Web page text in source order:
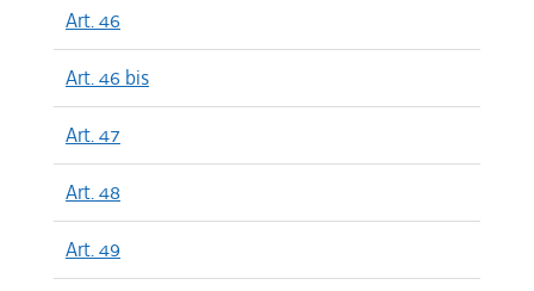
Art. 46
Art. 46 bis
Art. 47
Art. 48
Art. 49